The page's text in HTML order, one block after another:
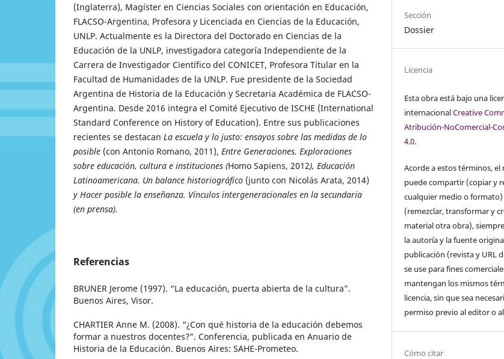
(Inglaterra), Magíster en Ciencias Sociales con orientación en Educación,
FLACSO-Argentina, Profesora y Licenciada en Ciencias de la Educación,
UNLP. Actualmente es la Directora del Doctorado en Ciencias de la
Educación de la UNLP, investigadora categoría Independiente de la
Carrera de Investigador Científico del CONICET, Profesora Titular en la
Facultad de Humanidades de la UNLP. Fue presidente de la Sociedad
Argentina de Historia de la Educación y Secretaria Académica de FLACSO-
Argentina. Desde 2016 integra el Comité Ejecutivo de ISCHE (International
Standard Conference on History of Education). Entre sus publicaciones
recientes se destacan La escuela y lo justo: ensayos sobre las medidas de lo
posible (con Antonio Romano, 2011), Entre Generaciones. Exploraciones
sobre educación, cultura e instituciones (Homo Sapiens, 2012), Educación
Latinoamericana. Un balance historiográfico (junto con Nicolás Arata, 2014)
y Hacer posible la enseñanza. Vínculos intergeneracionales en la secundaria
(en prensa).
Referencias
BRUNER Jerome (1997). “La educación, puerta abierta de la cultura”.
Buenos Aires, Visor.
CHARTIER Anne M. (2008). “¿Con qué historia de la educación debemos
formar a nuestros docentes?”. Conferencia, publicada en Anuario de
Historia de la Educación. Buenos Aires: SAHE-Prometeo.
Sección
Dossier
Licencia
Esta obra está bajo una
internacionalCreative
Atribución-NoComercial-
4.0.
Acorde a estos términos, el
puede compartir (copiar y
cualquier medio o
(remezclar, transformar y
material otra obra),
la autoría y la fuente
publicación (revista y URL
se use para fines
mantengan los mismos
licencia, sin que sea
permiso previo al editor o
Cómo citar